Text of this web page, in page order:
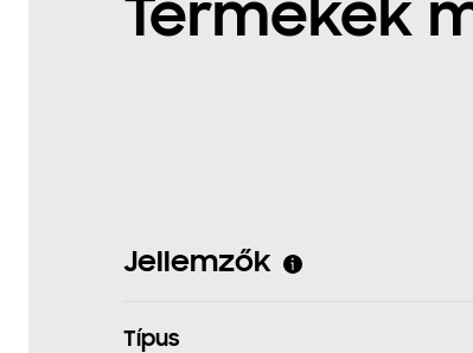
Termékek
Jellemzők
Típus